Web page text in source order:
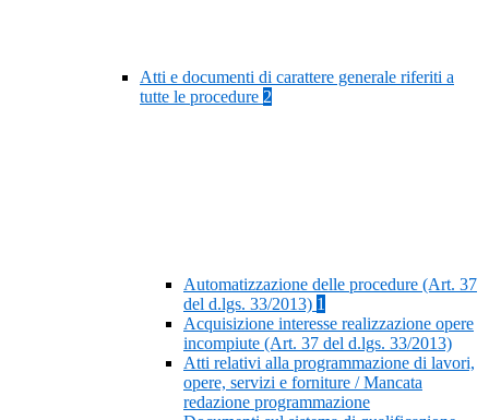
Atti e documenti di carattere generale riferiti a
tutte le procedure 2
Automatizzazione delle procedure (Art. 37
del d.lgs. 33/2013) 1
Acquisizione interesse realizzazione opere
incompiute (Art. 37 del d.lgs. 33/2013)
Atti relativi alla programmazione di lavori,
opere, servizi e forniture / Mancata
redazione programmazione